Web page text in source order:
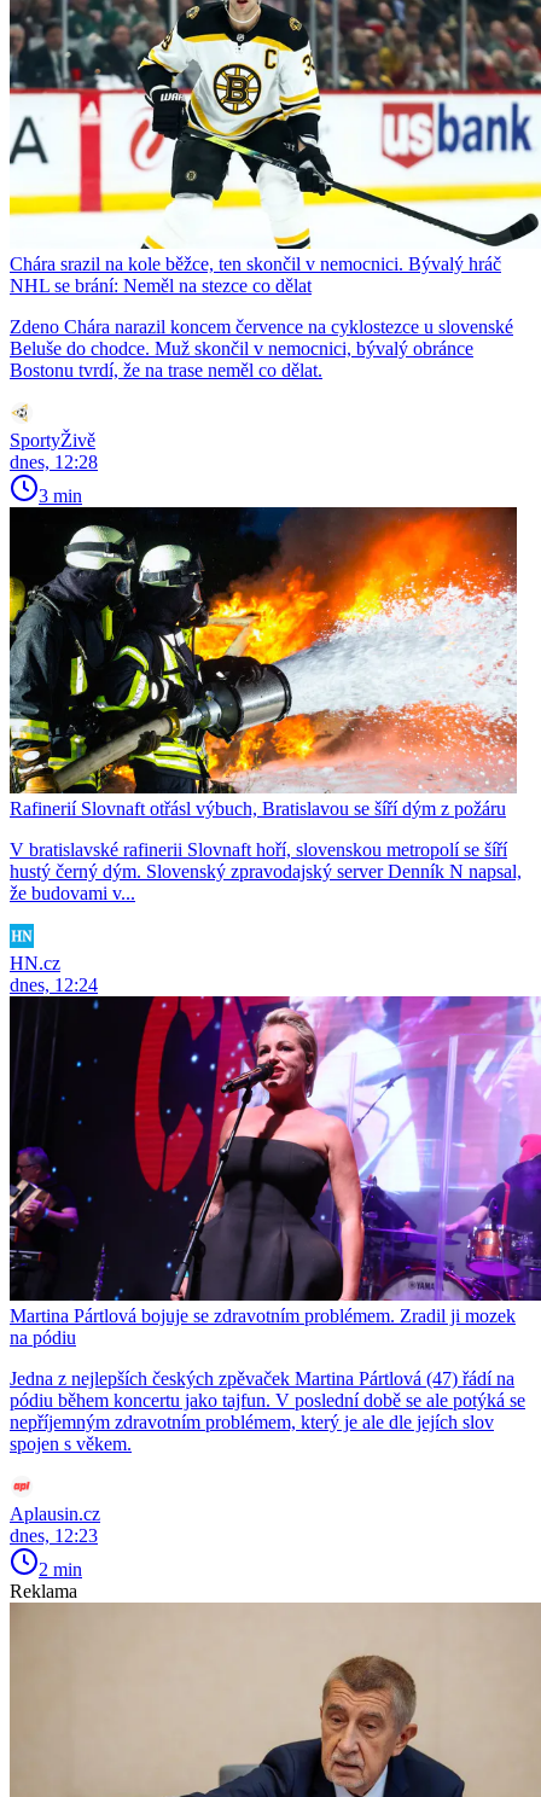
Chára srazil na kole běžce, ten skončil v nemocnici. Bývalý hráč
NHL se brání: Neměl na stezce co dělat
Zdeno Chára narazil koncem července na cyklostezce u slovenské
Beluše do chodce. Muž skončil v nemocnici, bývalý obránce
Bostonu tvrdí, že na trase neměl co dělat.
SportyŽivě
dnes, 12:28
3 min
Rafinerií Slovnaft otřásl výbuch, Bratislavou se šíří dým z požáru
V bratislavské rafinerii Slovnaft hoří, slovenskou metropolí se šíří
hustý černý dým. Slovenský zpravodajský server Denník N napsal,
že budovami v...
HN.cz
dnes, 12:24
Martina Pártlová bojuje se zdravotním problémem. Zradil ji mozek
na pódiu
Jedna z nejlepších českých zpěvaček Martina Pártlová (47) řádí na
pódiu během koncertu jako tajfun. V poslední době se ale potýká se
nepříjemným zdravotním problémem, který je ale dle jejích slov
spojen s věkem.
Aplausin.cz
dnes, 12:23
2 min
Reklama